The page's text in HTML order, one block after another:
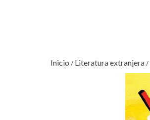
Inicio / Literatura extranjera/